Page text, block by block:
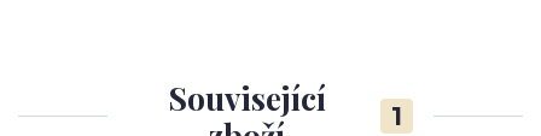
Související
1